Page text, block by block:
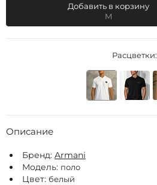
Добавить в корзину
M
Расцветки:
Описание
Бренд: Armani
Модель: поло
Цвет: белый